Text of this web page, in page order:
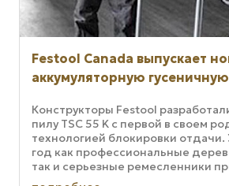
Festool Canada выпускает
аккумуляторную гусеничную
Конструкторы Festool
пилу TSC 55 K с первой в своем
технологией блокировки
год как профессиональные
так и серьезные ремесленники
лучшие в своем классе ...